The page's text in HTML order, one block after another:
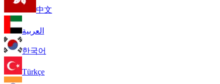
中文
العربية
한국어
Türkçe